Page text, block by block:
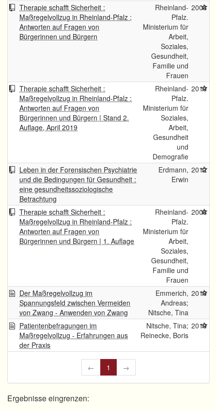
Therapie schafft Sicherheit :
Maßregelvollzug in Rheinland-Pfalz ;
Antworten auf Fragen von
Bürgerinnen und Bürgern
Rheinland-
Pfalz.
Ministerium für
Arbeit,
Soziales,
Gesundheit,
Familie und
Frauen
2008
Therapie schafft Sicherheit :
Maßregelvollzug in Rheinland-Pfalz :
Antworten auf Fragen von
Bürgerinnen und Bürgern | Stand 2.
Auflage, April 2019
Rheinland-
Pfalz.
Ministerium für
Soziales,
Arbeit,
Gesundheit
und
Demografie
2019
Leben in der Forensischen Psychiatrie
und die Bedingungen für Gesundheit :
eine gesundheitssoziologische
Betrachtung
Erdmann,
Erwin
2012
Therapie schafft Sicherheit :
Maßregelvollzug in Rheinland-Pfalz :
Antworten auf Fragen von
Bürgerinnen und Bürgern | 1. Auflage
Rheinland-
Pfalz.
Ministerium für
Arbeit,
Soziales,
Gesundheit,
Familie und
Frauen
2008
Der Maßregelvollzug im
Spannungsfeld zwischen Vermeiden
von Zwang - Anwenden von Zwang
Emmerich,
Andreas;
Nitsche, Tina
2019
Patientenbefragungen im
Maßregelvollzug - Erfahrungen aus
der Praxis
Nitsche, Tina;
Reinecke, Boris
2019
← 1 →
Ergebnisse eingrenzen: